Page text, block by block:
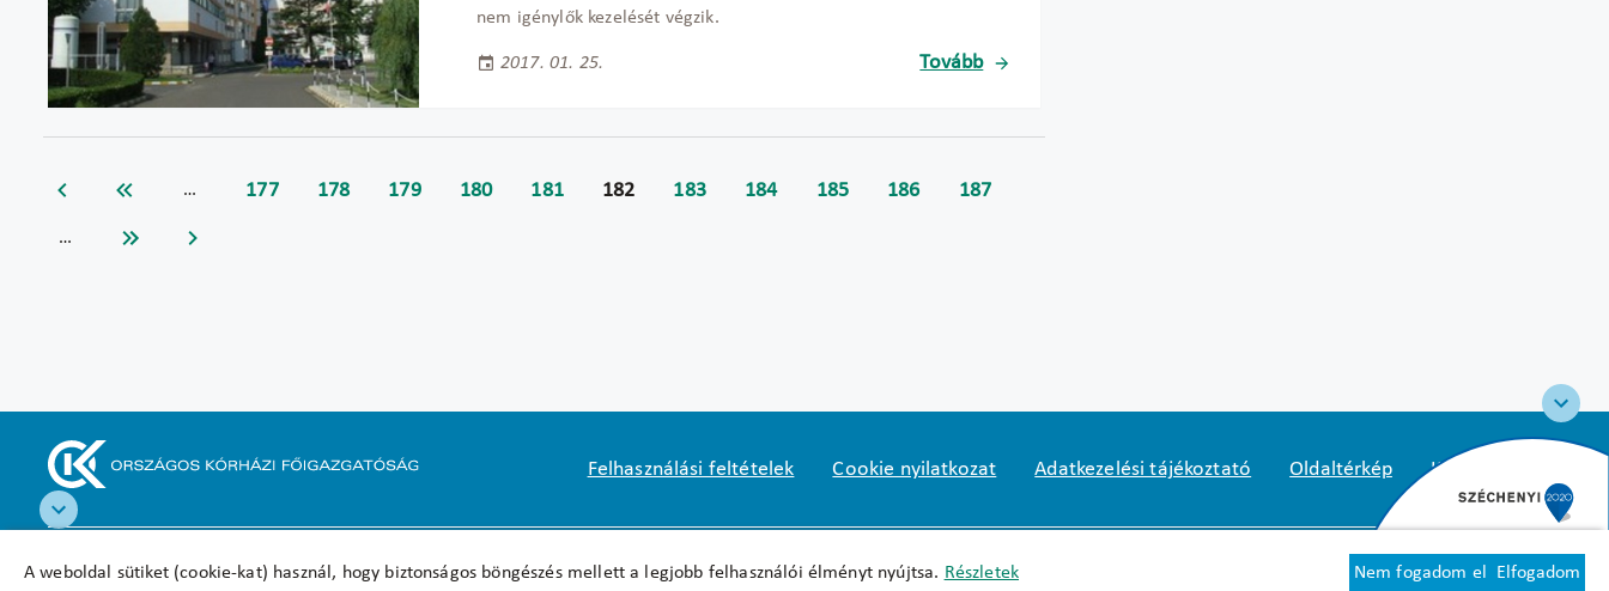
A weboldal sütiket (cookie-kat) használ, hogy biztonságos böngészés mellett a legjobb felhasználói élményt nyújtsa. Részletek Nem fogadom el Elfogadom
nem igénylők kezelését végzik.
2017. 01. 25. Tovább
… 177 178 179 180 181 182 183 184 185 186 187
…
Felhasználási feltételek Cookie nyilatkozat Adatkezelési tájékoztató Oldaltérkép Közadatkereső
Akadálymentesítési nyilatkozat Impresszum okfo@okfo.gov.hu +361 356 1522 1125 Budapest, Diós árok 3.